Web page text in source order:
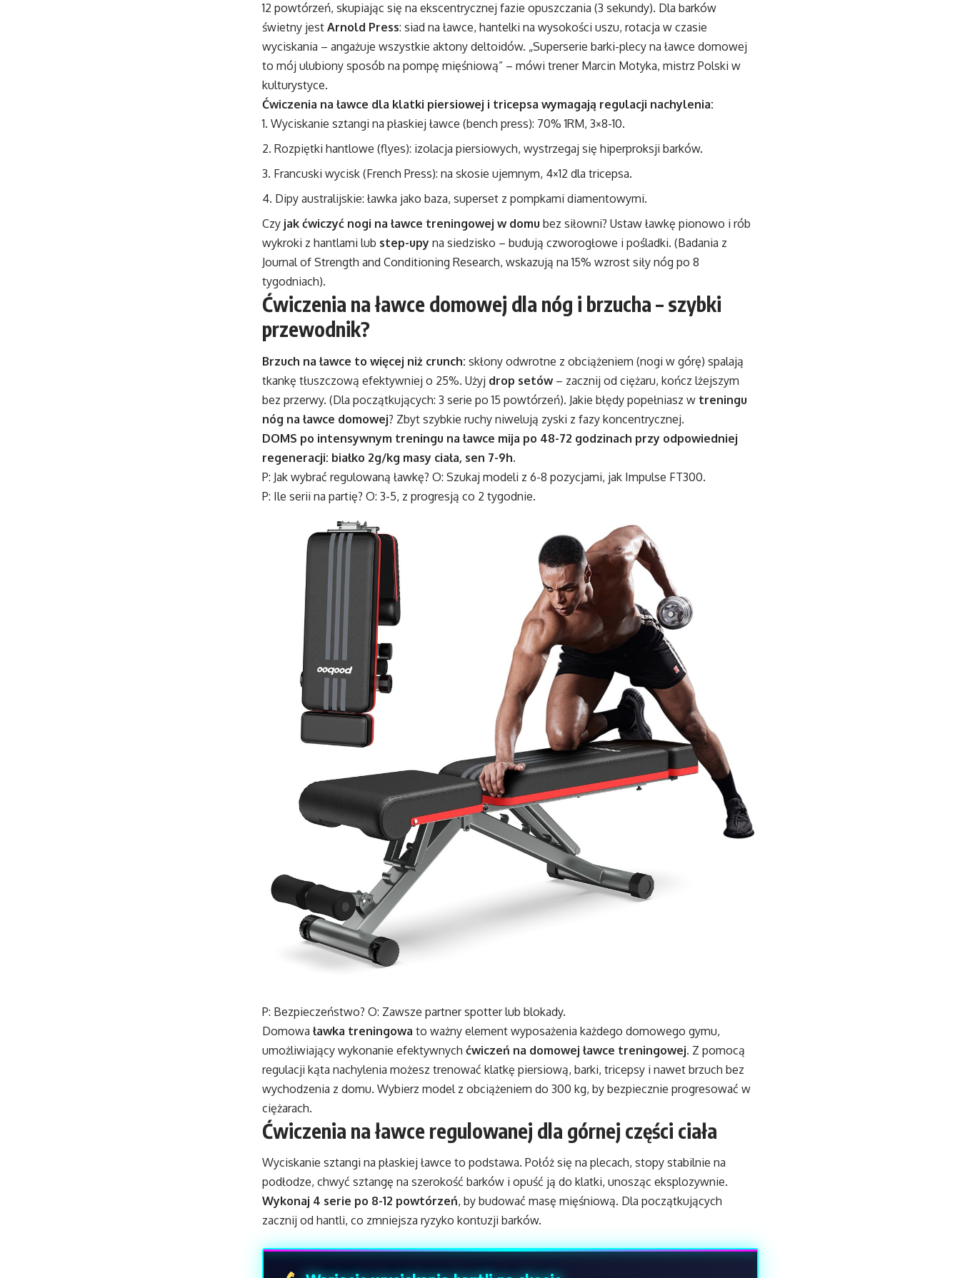
12 powtórzeń, skupiając się na ekscentrycznej fazie opuszczania (3 sekundy). Dla barków
świetny jest Arnold Press: siad na ławce, hantelki na wysokości uszu, rotacja w czasie
wyciskania – angażuje wszystkie aktony deltoidów. „Superserie barki-plecy na ławce domowej
to mój ulubiony sposób na pompę mięśniową” – mówi trener Marcin Motyka, mistrz Polski w
kulturystyce.
Ćwiczenia na ławce dla klatki piersiowej i tricepsa wymagają regulacji nachylenia:
Wyciskanie sztangi na płaskiej ławce (bench press): 70% 1RM, 3×8-10.
Rozpiętki hantlowe (flyes): izolacja piersiowych, wystrzegaj się hiperproksji barków.
Francuski wycisk (French Press): na skosie ujemnym, 4×12 dla tricepsa.
Dipy australijskie: ławka jako baza, superset z pompkami diamentowymi.
Czy jak ćwiczyć nogi na ławce treningowej w domu bez siłowni? Ustaw ławkę pionowo i rób
wykroki z hantlami lub step-upy na siedzisko – budują czworogłowe i pośladki. (Badania z
Journal of Strength and Conditioning Research, wskazują na 15% wzrost siły nóg po 8
tygodniach).
Ćwiczenia na ławce domowej dla nóg i brzucha – szybki
przewodnik?
Brzuch na ławce to więcej niż crunch: skłony odwrotne z obciążeniem (nogi w górę) spalają
tkankę tłuszczową efektywniej o 25%. Użyj drop setów– zacznij od ciężaru, kończ lżejszym
bez przerwy. (Dla początkujących: 3 serie po 15 powtórzeń). Jakie błędy popełniasz w treningu
nóg na ławce domowej? Zbyt szybkie ruchy niwelują zyski z fazy koncentrycznej.
DOMS po intensywnym treningu na ławce mija po 48-72 godzinach przy odpowiedniej
regeneracji: białko 2g/kg masy ciała, sen 7-9h.
P: Jak wybrać regulowaną ławkę? O: Szukaj modeli z 6-8 pozycjami, jak Impulse FT300.
P: Ile serii na partię? O: 3-5, z progresją co 2 tygodnie.
P: Bezpieczeństwo? O: Zawsze partner spotter lub blokady.
Domowa ławka treningowa to ważny element wyposażenia każdego domowego gymu,
umożliwiający wykonanie efektywnych ćwiczeń na domowej ławce treningowej. Z pomocą
regulacji kąta nachylenia możesz trenować klatkę piersiową, barki, tricepsy i nawet brzuch bez
wychodzenia z domu. Wybierz model z obciążeniem do 300 kg, by bezpiecznie progresować w
ciężarach.
Ćwiczenia na ławce regulowanej dla górnej części ciała
Wyciskanie sztangi na płaskiej ławce to podstawa. Połóż się na plecach, stopy stabilnie na
podłodze, chwyć sztangę na szerokość barków i opuść ją do klatki, unosząc eksplozywnie.
Wykonaj 4 serie po 8-12 powtórzeń, by budować masę mięśniową. Dla początkujących
zacznij od hantli, co zmniejsza ryzyko kontuzji barków.